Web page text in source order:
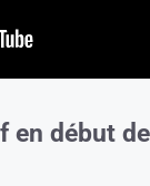
en début